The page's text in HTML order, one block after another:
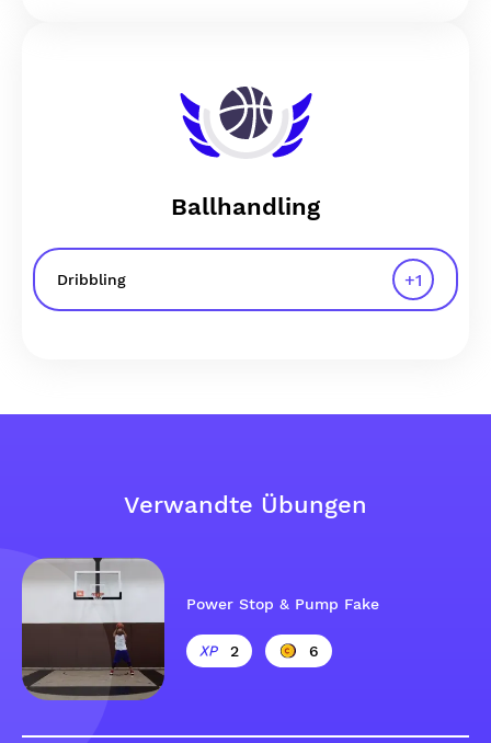
Ballhandling
Dribbling +1
Verwandte Übungen
Power Stop & Pump Fake
2 6